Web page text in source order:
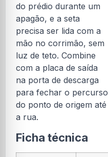
do prédio durante um
apagão, e a seta
precisa ser lida com a
mão no corrimão, sem
luz de teto. Combine
com a placa de saída
na porta de descarga
para fechar o percurso
do ponto de origem até
a rua.
Ficha técnica